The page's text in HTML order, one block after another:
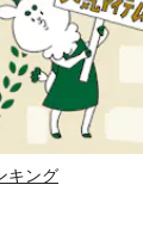
キング